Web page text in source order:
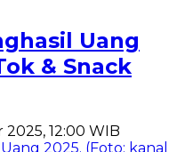
Uang
& Snack
12:00 WIB